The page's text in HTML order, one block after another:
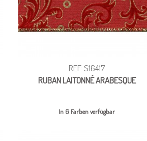
REF: S16417
RUBAN LAITONNÉ ARABESQUE
In 6 Farben verfügbar